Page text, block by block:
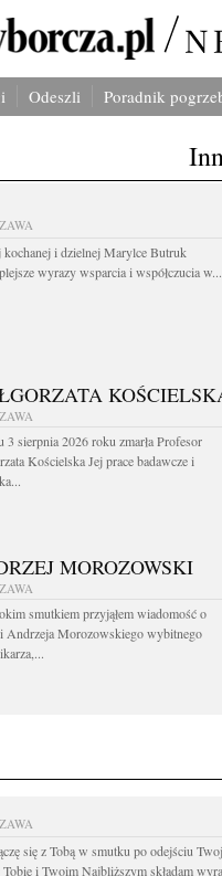
Odeszli Poradnik
kochanej i dzielnej Marylce Butruk
wyrazy wsparcia i współczucia w...
3 sierpnia 2026 roku zmarła Profesor
Kościelska Jej prace badawcze i
MOROZOWSKI
smutkiem przyjąłem wiadomość o
Andrzeja Morozowskiego wybitnego
się z Tobą w smutku po odejściu
i Twoim Najbliższym składam